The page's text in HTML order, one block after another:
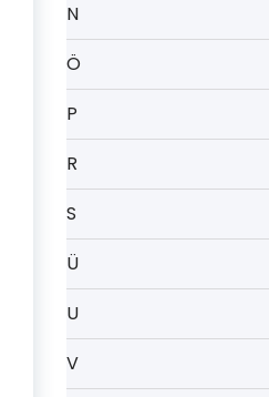
N
Ö
P
R
S
Ü
U
V